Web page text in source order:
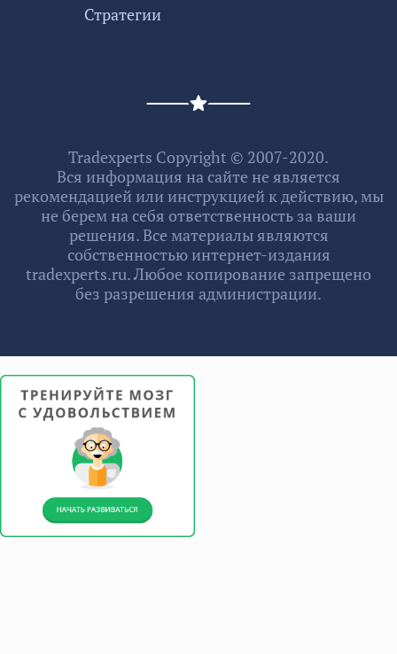
Стратегии
Tradexperts Copyright © 2007-2020.
Вся информация на сайте не является
рекомендацией или инструкцией к действию, мы
не берем на себя ответственность за ваши
решения. Все материалы являются
собственностью интернет-издания
tradexperts.ru. Любое копирование запрещено
без разрешения администрации.